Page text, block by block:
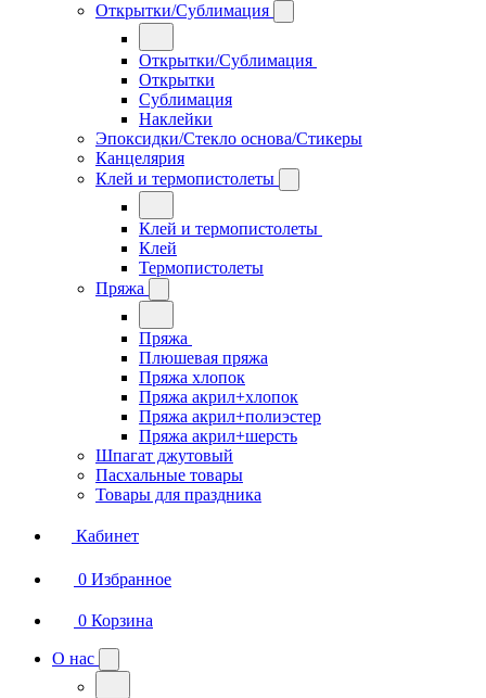
Открытки/Сублимация
Открытки/Сублимация
Открытки
Сублимация
Наклейки
Эпоксидки/Стекло основа/Стикеры
Канцелярия
Клей и термопистолеты
Клей и термопистолеты
Клей
Термопистолеты
Пряжа
Пряжа
Плюшевая пряжа
Пряжа хлопок
Пряжа акрил+хлопок
Пряжа акрил+полиэстер
Пряжа акрил+шерсть
Шпагат джутовый
Пасхальные товары
Товары для праздника
Кабинет
0 Избранное
0 Корзина
О нас